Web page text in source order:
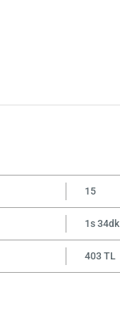
15
1s 34dk
403 TL